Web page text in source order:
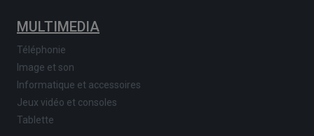
MULTIMEDIA
Téléphonie
Image et son
Informatique et accessoires
Jeux vidéo et consoles
Tablette